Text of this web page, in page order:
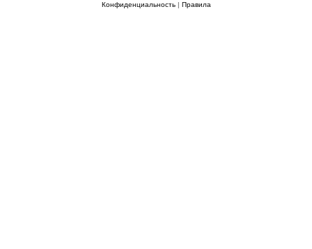
Конфиденциальность| Правила